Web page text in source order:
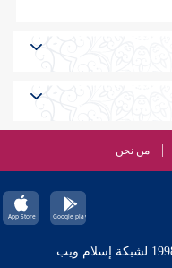
من نحن